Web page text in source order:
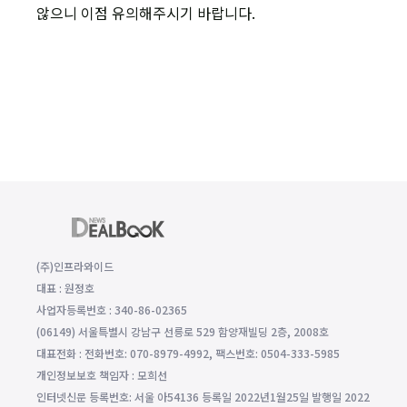
않으니 이점 유의해주시기 바랍니다.
(주)인프라와이드
대표 : 원정호
사업자등록번호 : 340-86-02365
(06149) 서울특별시 강남구 선릉로 529 함양재빌딩 2층, 2008호
대표전화 : 전화번호: 070-8979-4992, 팩스번호: 0504-333-5985
개인정보보호 책임자 : 모희선
인터넷신문 등록번호: 서울 아54136 등록일 2022년1월25일 발행일 2022